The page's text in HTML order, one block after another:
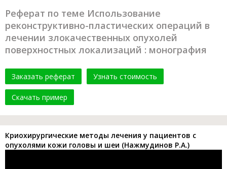
Реферат по теме Использование
реконструктивно-пластических операций в
лечении злокачественных опухолей
поверхностных локализаций : монография
Заказать реферат Узнать стоимость
Скачать пример
Криохирургические методы лечения у пациентов с
опухолями кожи головы и шеи (Нажмудинов Р.А.)